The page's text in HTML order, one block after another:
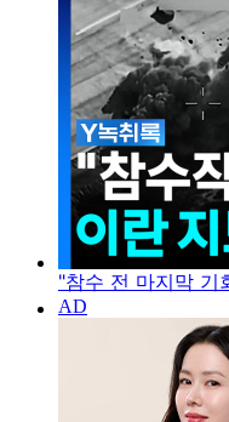
"참수 전 마지막 기